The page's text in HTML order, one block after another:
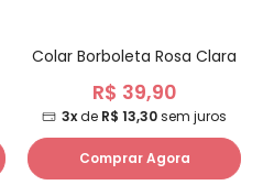
Colar Borboleta Rosa Clara
R$ 39,90
3xde R$ 13,30sem juros
Comprar Agora